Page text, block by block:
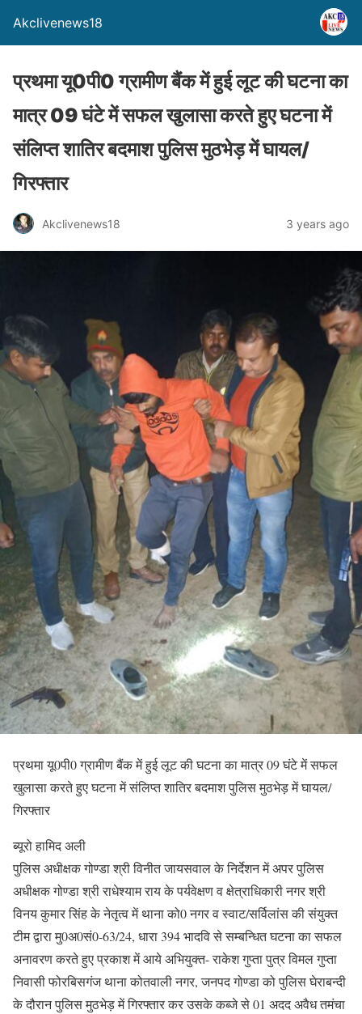
Akclivenews18
प्रथमा यू0पी0 ग्रामीण बैंक में हुई लूट की घटना का
मात्र 09 घंटे में सफल खुलासा करते हुए घटना में
संलिप्त शातिर बदमाश पुलिस मुठभेड़ में घायल/
गिरफ्तार
Akclivenews18 3 years ago
प्रथमा यू0पी0 ग्रामीण बैंक में हुई लूट की घटना का मात्र 09 घंटे में सफल
खुलासा करते हुए घटना में संलिप्त शातिर बदमाश पुलिस मुठभेड़ में घायल/
गिरफ्तार
ब्यूरो हामिद अली
पुलिस अधीक्षक गोण्डा श्री विनीत जायसवाल के निर्देशन में अपर पुलिस
अधीक्षक गोण्डा श्री राधेश्याम राय के पर्यवेक्षण व क्षेत्राधिकारी नगर श्री
विनय कुमार सिंह के नेतृत्व में थाना को0 नगर व स्वाट/सर्विलांस की संयुक्त
टीम द्वारा मु0अ0सं0-63/24, धारा 394 भादवि से सम्बन्धित घटना का सफल
अनावरण करते हुए प्रकाश में आये अभियुक्त- राकेश गुप्ता पुत्र विमल गुप्ता
निवासी फोरबिसगंज थाना कोतवाली नगर, जनपद गोण्डा को पुलिस घेराबन्दी
के दौरान पुलिस मुठभेड़ में गिरफ्तार कर उसके कब्जे से 01 अदद अवैध तमंचा